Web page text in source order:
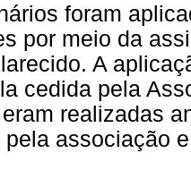
foram
por meio da
A
cedida pela
realizadas
pela associação